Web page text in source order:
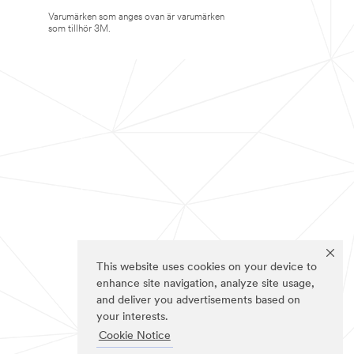
This website uses cookies on your device to
enhance site navigation, analyze site usage,
and deliver you advertisements based on
your interests.
Cookie Notice
Varumärken som anges ovan är varumärken
som tillhör 3M.